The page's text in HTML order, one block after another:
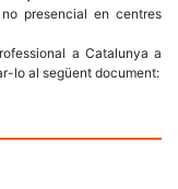
presencial en centres
a Catalunya a
lo al següent document: